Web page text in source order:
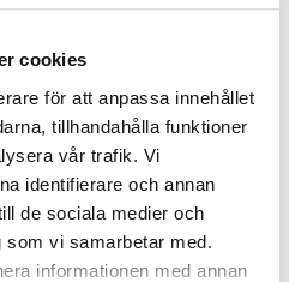
cookies
för att anpassa innehållet
tillhandahålla funktioner
vår trafik. Vi
identifierare och annan
de sociala medier och
vi samarbetar med.
informationen med annan
kommun)